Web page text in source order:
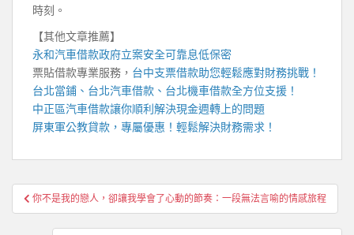
時刻。
【其他文章推薦】
永和汽車借款政府立案安全可靠息低保密
票貼借款專業服務， 台中支票借款助您輕鬆應對財務挑戰！
台北當鋪 、 台北汽車借款 、 台北機車借款全方位支援！
中正區汽車借款讓你順利解決現金週轉上的問題
屏東軍公教貸款 ，專屬優惠！輕鬆解決財務需求！
文
章
你不是我的戀人，卻讓我學會了心動的節奏：一段無法言喻的情感旅程